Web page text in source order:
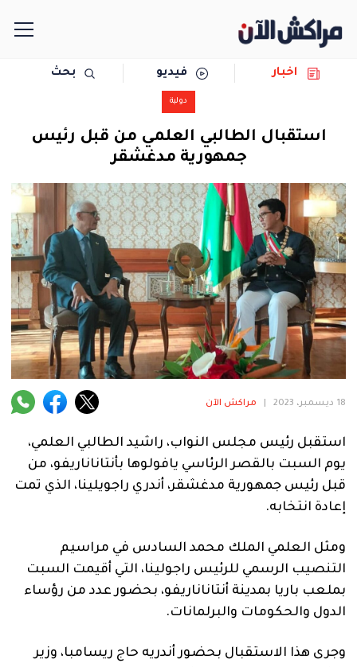
مجتمع
رياضة
حوادث
دولية
المرأة
فنية
منوعة
آراء
اخبار فيديو بحث
دولية
استقبال الطالبي العلمي من قبل رئيس
جمهورية مدغشقر
18 ديسمبر، 2023 مراكش الآن
استقبل رئيس مجلس النواب، راشيد الطالبي العلمي،
يوم السبت بالقصر الرئاسي يافولوها بأنتاناناريفو، من
قبل رئيس جمهورية مدغشقر، أندري راجويلينا، الذي تمت
إعادة انتخابه.
ومثل العلمي الملك محمد السادس في مراسيم
التنصيب الرسمي للرئيس راجولينا، التي أقيمت السبت
بملعب باريا بمدينة أنتاناناريفو، بحضور عدد من رؤساء
الدول والحكومات والبرلمانات.
وجرى هذا الاستقبال بحضور أندريه حاج ريسامبا، وزير